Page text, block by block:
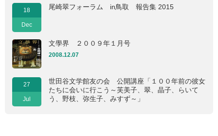
18
Dec
尾崎翠フォーラム in鳥取 報告集 2015
文學界 ２００９年１月号
2008.12.07
27
Jul
世田谷文学館友の会 公開講座「１００年前の彼女
たちに会いに行こう～芙美子、翠、晶子、らいて
う、野枝、弥生子、みすず～」